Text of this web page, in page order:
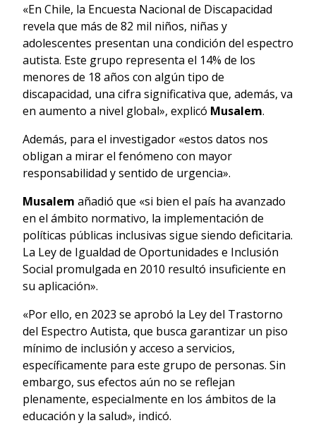
«En Chile, la Encuesta Nacional de Discapacidad
revela que más de 82 mil niños, niñas y
adolescentes presentan una condición del espectro
autista. Este grupo representa el 14% de los
menores de 18 años con algún tipo de
discapacidad, una cifra significativa que, además, va
en aumento a nivel global», explicó Musalem.
Además, para el investigador «estos datos nos
obligan a mirar el fenómeno con mayor
responsabilidad y sentido de urgencia».
Musalem añadió que «si bien el país ha avanzado
en el ámbito normativo, la implementación de
políticas públicas inclusivas sigue siendo deficitaria.
La Ley de Igualdad de Oportunidades e Inclusión
Social promulgada en 2010 resultó insuficiente en
su aplicación».
«Por ello, en 2023 se aprobó la Ley del Trastorno
del Espectro Autista, que busca garantizar un piso
mínimo de inclusión y acceso a servicios,
específicamente para este grupo de personas. Sin
embargo, sus efectos aún no se reflejan
plenamente, especialmente en los ámbitos de la
educación y la salud», indicó.